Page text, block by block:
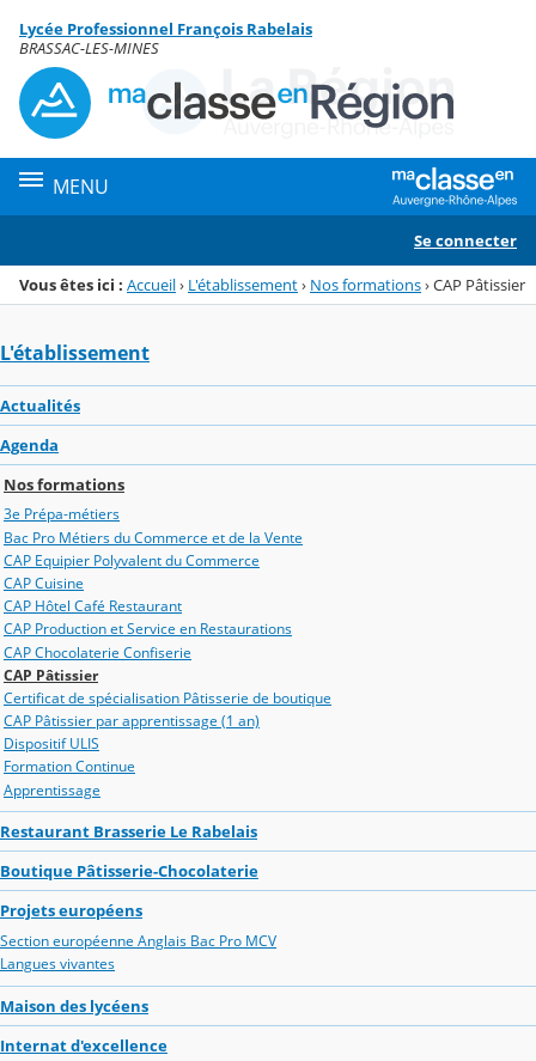
Menu de la rubrique
Contenu
Lycée Professionnel François Rabelais
BRASSAC-LES-MINES
MENU
Se connecter
Vous êtes ici : Accueil› L'établissement› Nos formations›CAP Pâtissier
L'établissement
Actualités
Agenda
Nos formations
3e Prépa-métiers
Bac Pro Métiers du Commerce et de la Vente
CAP Equipier Polyvalent du Commerce
CAP Cuisine
CAP Hôtel Café Restaurant
CAP Production et Service en Restaurations
CAP Chocolaterie Confiserie
CAP Pâtissier
Certificat de spécialisation Pâtisserie de boutique
CAP Pâtissier par apprentissage (1 an)
Dispositif ULIS
Formation Continue
Apprentissage
Restaurant Brasserie Le Rabelais
Boutique Pâtisserie-Chocolaterie
Projets européens
Section européenne Anglais Bac Pro MCV
Langues vivantes
Maison des lycéens
Internat d'excellence